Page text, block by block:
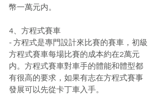
幣一萬元内。
4、方程式賽車
- 方程式是專門設計來比賽的賽車，初級
方程式賽車每場比賽的成本約在2萬元
内。方程式賽車對車手的體能和體型都
有很高的要求，如果有志在方程式賽事
發展可以先從卡丁車入手。